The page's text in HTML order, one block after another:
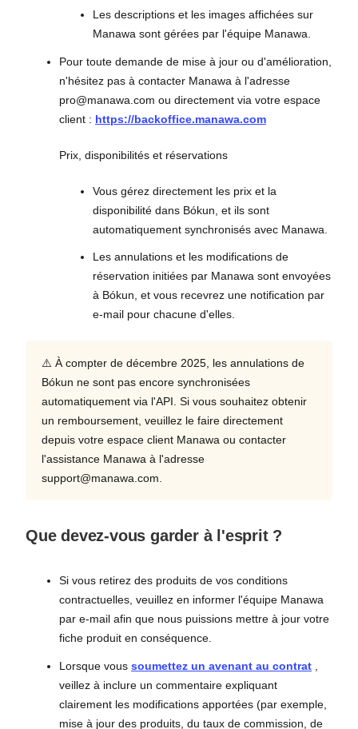
Les descriptions et les images affichées sur
Manawa sont gérées par l'équipe Manawa.
Pour toute demande de mise à jour ou d'amélioration,
n'hésitez pas à contacter Manawa à l'adresse
pro@manawa.com ou directement via votre espace
client : https://backoffice.manawa.com
Prix, disponibilités et réservations
Vous gérez directement les prix et la
disponibilité dans Bókun, et ils sont
automatiquement synchronisés avec Manawa.
Les annulations et les modifications de
réservation initiées par Manawa sont envoyées
à Bókun, et vous recevrez une notification par
e-mail pour chacune d'elles.
⚠️ À compter de décembre 2025, les annulations de
Bókun ne sont pas encore synchronisées
automatiquement via l'API. Si vous souhaitez obtenir
un remboursement, veuillez le faire directement
depuis votre espace client Manawa ou contacter
l'assistance Manawa à l'adresse
support@manawa.com.
Que devez-vous garder à l'esprit ?
Si vous retirez des produits de vos conditions
contractuelles, veuillez en informer l'équipe Manawa
par e-mail afin que nous puissions mettre à jour votre
fiche produit en conséquence.
Lorsque vous soumettez un avenant au contrat
veillez à inclure un commentaire expliquant
clairement les modifications apportées (par exemple,
mise à jour des produits, du taux de commission, de